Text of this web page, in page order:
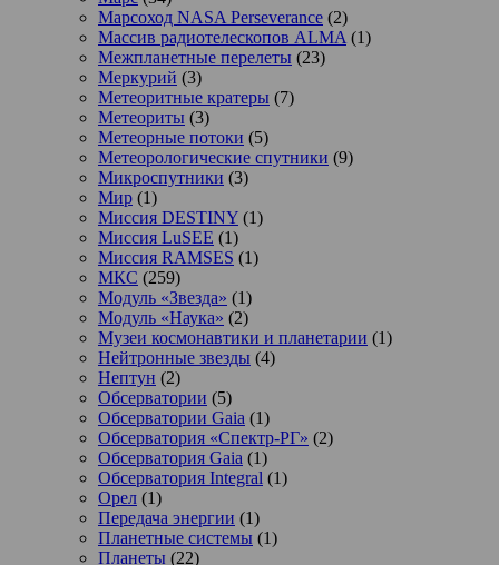
Марсоход NASA Perseverance (2)
Массив радиотелескопов ALMA (1)
Межпланетные перелеты (23)
Меркурий (3)
Метеоритные кратеры (7)
Метеориты (3)
Метеорные потоки (5)
Метеорологические спутники (9)
Микроспутники (3)
Мир (1)
Миссия DESTINY (1)
Миссия LuSEE (1)
Миссия RAMSES (1)
МКС (259)
Модуль «Звезда» (1)
Модуль «Наука» (2)
Музеи космонавтики и планетарии (1)
Нейтронные звезды (4)
Нептун (2)
Обсерватории (5)
Обсерватории Gaia (1)
Обсерватория «Спектр-РГ» (2)
Обсерватория Gaia (1)
Обсерватория Integral (1)
Орел (1)
Передача энергии (1)
Планетные системы (1)
Планеты (22)